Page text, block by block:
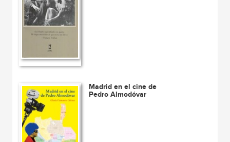
Madrid en el cine de
Pedro Almodóvar